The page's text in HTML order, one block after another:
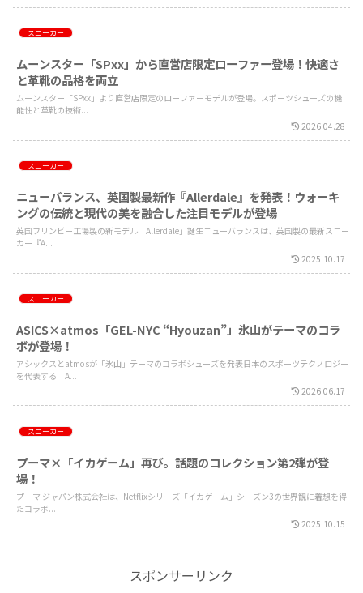
スニーカー
ムーンスター「SPxx」から直営店限定ローファー登場！快適さ
と革靴の品格を両立
ムーンスター「SPxx」より直営店限定のローファーモデルが登場。スポーツシューズの機
能性と革靴の技術...
2026.04.28
スニーカー
ニューバランス、英国製最新作『Allerdale』を発表！ウォーキ
ングの伝統と現代の美を融合した注目モデルが登場
英国フリンビー工場製の新モデル「Allerdale」誕生ニューバランスは、英国製の最新スニー
カー『A...
2025.10.17
スニーカー
ASICS×atmos「GEL-NYC “Hyouzan”」氷山がテーマのコラ
ボが登場！
アシックスとatmosが「氷山」テーマのコラボシューズを発表日本のスポーツテクノロジー
を代表する「A...
2026.06.17
スニーカー
プーマ×「イカゲーム」再び。話題のコレクション第2弾が登
場！
プーマ ジャパン株式会社は、Netflixシリーズ「イカゲーム」シーズン3の世界観に着想を得
たコラボ...
2025.10.15
スポンサーリンク